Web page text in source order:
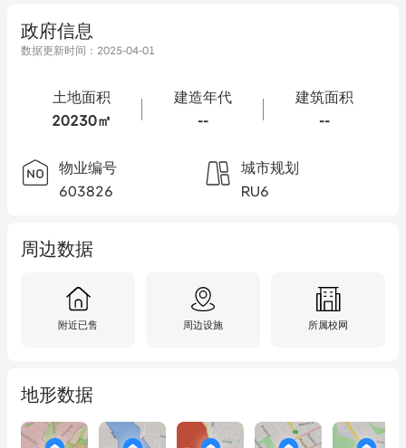
政府信息
数据更新时间： 2025-04-01
土地面积
20230㎡
建造年代
--
建筑面积
--
物业编号
603826
城市规划
RU6
周边数据
附近已售 周边设施 所属校网
地形数据